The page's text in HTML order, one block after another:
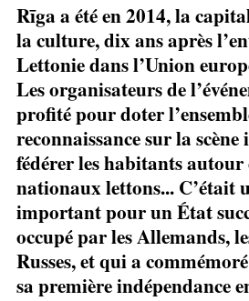
Rīga a été en 2014, la
la culture, dix ans après
Lettonie dans l’Union
Les organisateurs de
profité pour doter
reconnaissance sur la
fédérer les habitants autour
nationaux lettons... C’était
important pour un État
occupé par les Allemands,
Russes, et qui a
sa première indépendance